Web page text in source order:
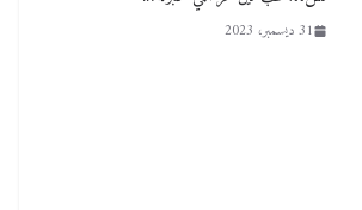
31 ديسمبر، 2023